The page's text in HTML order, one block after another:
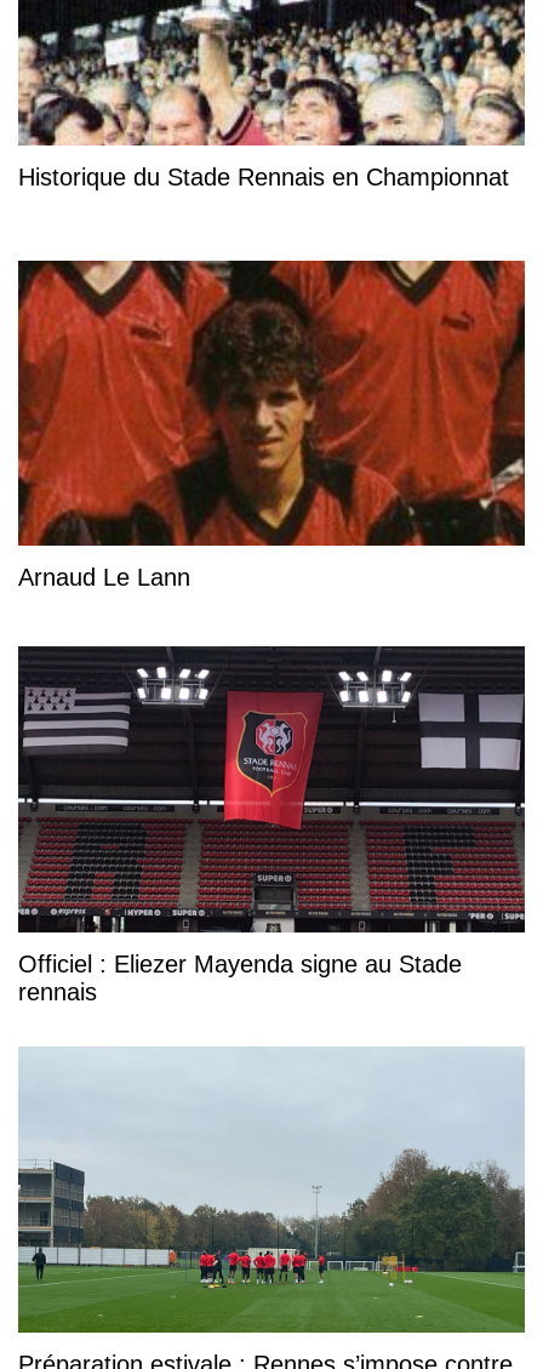
Historique du Stade Rennais en Championnat
Arnaud Le Lann
Officiel : Eliezer Mayenda signe au Stade
rennais
Préparation estivale : Rennes s’impose contre